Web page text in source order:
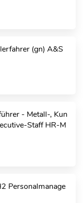
(gn) A&S
- Metall-, Kun
Staff HR-M
Personalmanage